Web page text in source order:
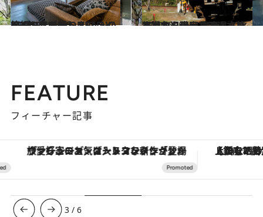
2017.11.1
箱根の森の新しきプライベートリゾート KANAYA RESORT HAKONE
旅＆お出かけ 2017.7.25
三島から伊豆長岡に立ち寄って沼津へ 温泉と名水と地魚を満喫する週末旅行
旅＆お出かけ
FEATURE
フィーチャー記事
ヴァシュロン・コンスタンタン「オーヴァーシーズ・オートマティック」。旅愛好家のお気に入りコレクションから、ジェンダーレスな新作が登場 【銀座で出合う最旬美容】美髪ケアや上質
3 /6